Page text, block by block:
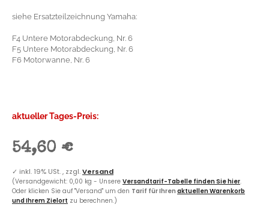
siehe Ersatzteilzeichnung Yamaha:
F4 Untere Motorabdeckung, Nr. 6
F5 Untere Motorabdeckung, Nr. 6
F6 Motorwanne, Nr. 6
aktueller Tages-Preis:
54,60 €
✓ inkl. 19% USt. , zzgl.Versand
(Versandgewicht: 0,00 kg - Unsere Versandtarif-Tabelle finden Sie hier.
Oder klicken Sie auf "Versand" um den Tarif für Ihren aktuellen Warenkorb
und Ihrem Zielort zu berechnen.)